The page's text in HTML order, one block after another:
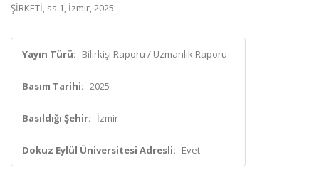
ŞİRKETİ, ss.1, İzmir, 2025
Yayın Türü: Bilirkişi Raporu / Uzmanlık Raporu
Basım Tarihi: 2025
Basıldığı Şehir: İzmir
Dokuz Eylül Üniversitesi Adresli: Evet